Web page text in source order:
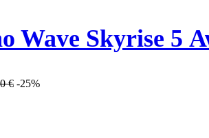
Wave Skyrise 5
€ -25%